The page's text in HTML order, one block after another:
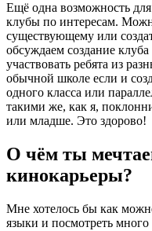
Ещё одна возможность
клубы по интересам.
существующему или
обсуждаем создание
участвовать ребята из
обычной школе если и
одного класса или
такими же, как я,
или младше. Это здорово!
О чём ты
кинокарьеры?
Мне хотелось бы как
языки и посмотреть много